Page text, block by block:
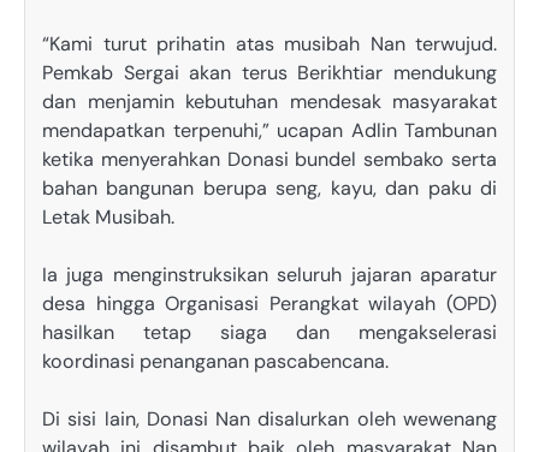
“Kami turut prihatin atas musibah Nan terwujud.
Pemkab Sergai akan terus Berikhtiar mendukung
dan menjamin kebutuhan mendesak masyarakat
mendapatkan terpenuhi,” ucapan Adlin Tambunan
ketika menyerahkan Donasi bundel sembako serta
bahan bangunan berupa seng, kayu, dan paku di
Letak Musibah.
Ia juga menginstruksikan seluruh jajaran aparatur
desa hingga Organisasi Perangkat wilayah (OPD)
hasilkan tetap siaga dan mengakselerasi
koordinasi penanganan pascabencana.
Di sisi lain, Donasi Nan disalurkan oleh wewenang